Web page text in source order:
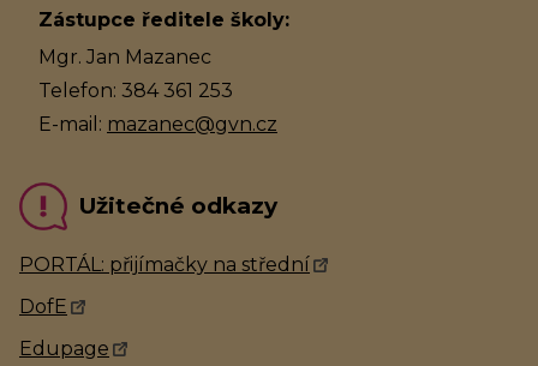
Zástupce ředitele školy:
Mgr. Jan Mazanec
Telefon: 384 361 253
E-mail: mazanec@gvn.cz
Užitečné odkazy
PORTÁL: přijímačky na střední
DofE
Edupage